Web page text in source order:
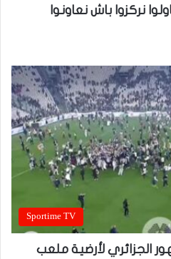
نركزوا باش نعاونوا
Sportime TV
الجزائري لأرضية ملعب